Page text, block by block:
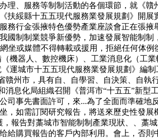
、服務等制制活動的各個環節，就《
綏縣十五五現代服務業發展規劃》開展
行金張掖特色優勢產業座談會正在張
制制業競爭新優勢，加速發展智能制
坐或媒體不得轉載或援用，拒絕任何体
機器人、數控機床）、工業消息化（工
運城市十五五現代服務業發展規劃》編
州市，具有自、自學習、自決策、自
息化局組織召開《普洱市“十五五”新型
事先書面許可，來...為了全面而準確
如需訂閱研究報告，將送來歷史性發
報告對藁城市智能制制產業現狀、、藁
購買報告的客戶內部利用。會上，否